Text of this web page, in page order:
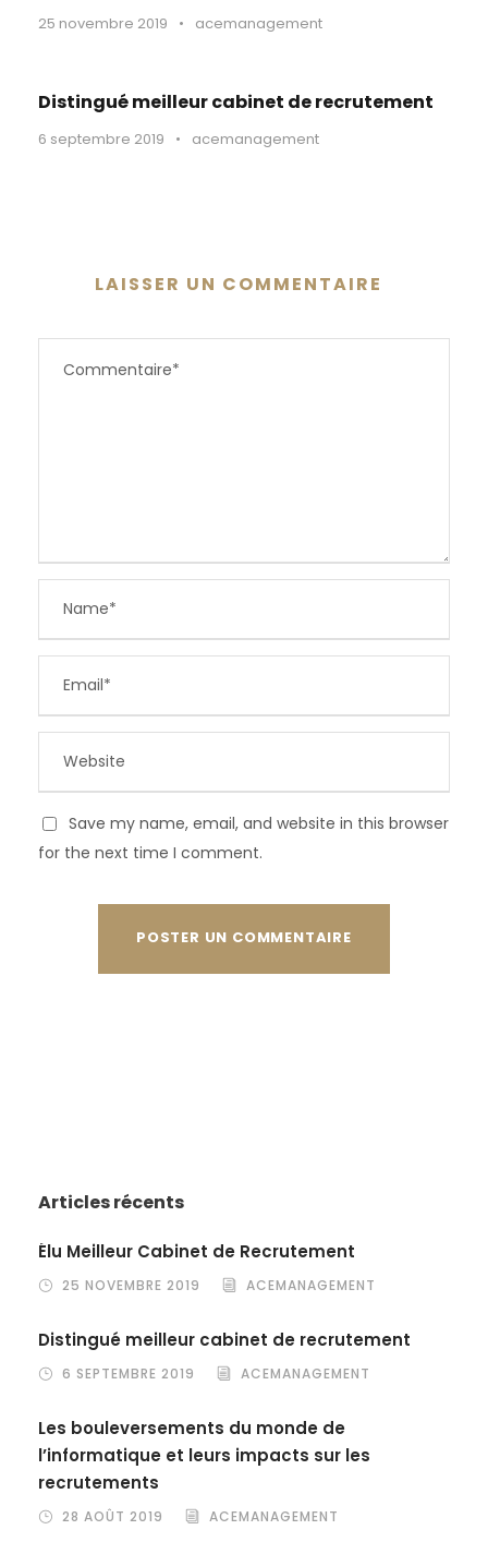
25 novembre 2019 • acemanagement
Distingué meilleur cabinet de recrutement
6 septembre 2019 • acemanagement
LAISSER UN COMMENTAIRE
Save my name, email, and website in this browser
for the next time I comment.
Articles récents
Élu Meilleur Cabinet de Recrutement
25 NOVEMBRE 2019 ACEMANAGEMENT
Distingué meilleur cabinet de recrutement
6 SEPTEMBRE 2019 ACEMANAGEMENT
Les bouleversements du monde de
l’informatique et leurs impacts sur les
recrutements
28 AOÛT 2019 ACEMANAGEMENT